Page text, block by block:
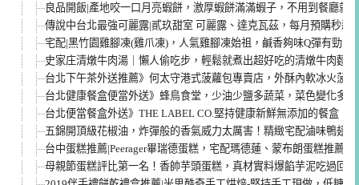
良品開飯|產地咬一口月亮蝦餅，激厚蝦餅滿滿蝦子，不用到餐廳就
傳說中台北最強可麗露|貳玖甜室 可麗露、達克瓦茲，每月預購秒殺
宅配|黑竹園雞腳凍(雞爪凍)，人氣雞腳凍始祖，鹹香夠味Q彈有勁，
史家庄清燉牛肉湯｜懶人偷吃步，輕鬆就煮出超好吃的清燉牛肉麵
台北下午茶外送推薦》何太守港式菠蘿包專賣店，外酥內軟冰火菠
台北健康餐盒便當外送》蜂鳥食堂，少油少鹽多蔬菜，菜色變化多
台北便當餐盒外送》THE LABEL CO.堅持健康新鮮無添加的餐盒，
五錦開頂級花椒油，炸彈般的香氣威力太厲害！精緻宅配滷味鴨翅
台中蛋糕推薦|Peerager畢瑞德蛋糕，宅配瑪德蓮、蒙布朗蛋糕推薦
母親節蛋糕評比第一名！香帥芋頭蛋糕，真材實料爆餡芋泥吃過回